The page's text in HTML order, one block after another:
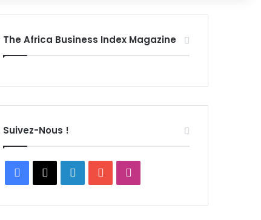
The Africa Business Index Magazine
Suivez-Nous !
Facebook
X LinkedinYouTube